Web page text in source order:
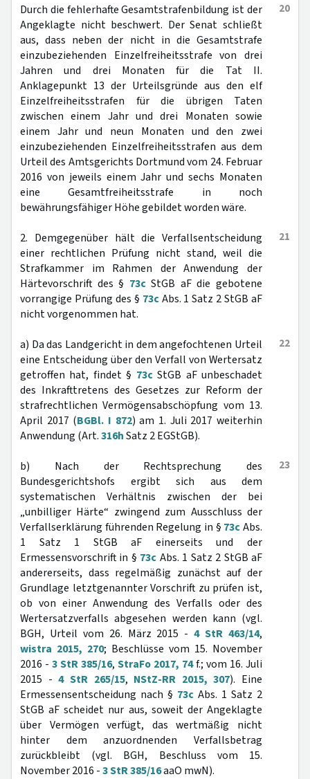
20
Durch die fehlerhafte Gesamtstrafenbildung ist der
Angeklagte nicht beschwert. Der Senat schließt
aus, dass neben der nicht in die Gesamtstrafe
einzubeziehenden Einzelfreiheitsstrafe von drei
Jahren und drei Monaten für die Tat II.
Anklagepunkt 13 der Urteilsgründe aus den elf
Einzelfreiheitsstrafen für die übrigen Taten
zwischen einem Jahr und drei Monaten sowie
einem Jahr und neun Monaten und den zwei
einzubeziehenden Einzelfreiheitsstrafen aus dem
Urteil des Amtsgerichts Dortmund vom 24. Februar
2016 von jeweils einem Jahr und sechs Monaten
eine Gesamtfreiheitsstrafe in noch
bewährungsfähiger Höhe gebildet worden wäre.
21
2. Demgegenüber hält die Verfallsentscheidung
einer rechtlichen Prüfung nicht stand, weil die
Strafkammer im Rahmen der Anwendung der
Härtevorschrift des § 73cStGB aF die gebotene
vorrangige Prüfung des § 73cAbs. 1 Satz 2 StGB aF
nicht vorgenommen hat.
22
a) Da das Landgericht in dem angefochtenen Urteil
eine Entscheidung über den Verfall von Wertersatz
getroffen hat, findet § 73cStGB aF unbeschadet
des Inkrafttretens des Gesetzes zur Reform der
strafrechtlichen Vermögensabschöpfung vom 13.
April 2017 (BGBl. I 872) am 1. Juli 2017 weiterhin
Anwendung (Art.316hSatz 2 EGStGB).
23
b) Nach der Rechtsprechung des
Bundesgerichtshofs ergibt sich aus dem
systematischen Verhältnis zwischen der bei
„unbilliger Härte“ zwingend zum Ausschluss der
Verfallserklärung führenden Regelung in § 73cAbs.
1 Satz 1 StGB aF einerseits und der
Ermessensvorschrift in § 73c Abs. 1 Satz 2 StGB aF
andererseits, dass regelmäßig zunächst auf der
Grundlage letztgenannter Vorschrift zu prüfen ist,
ob von einer Anwendung des Verfalls oder des
Wertersatzverfalls abgesehen werden kann (vgl.
BGH, Urteil vom 26. März 2015 -4 StR 463/14,
wistra 2015, 270; Beschlüsse vom 15. November
2016 - 3 StR 385/16, StraFo 2017, 74f.; vom 16. Juli
2015 -4 StR 265/15, NStZ-RR 2015, 307). Eine
Ermessensentscheidung nach § 73c Abs. 1 Satz 2
StGB aF scheidet nur aus, soweit der Angeklagte
über Vermögen verfügt, das wertmäßig nicht
hinter dem anzuordnenden Verfallsbetrag
zurückbleibt (vgl. BGH, Beschluss vom 15.
November 2016 -3 StR 385/16aaO mwN).